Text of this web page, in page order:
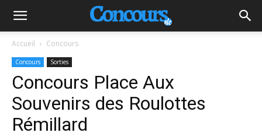
Accueil Concours
Concours Sorties
Concours Place Aux
Souvenirs des Roulottes
Rémillard